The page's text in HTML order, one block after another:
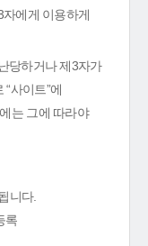
에게 이용하게
당하거나 제3자가
사이트”에
는 그에 따라야
니다.
록